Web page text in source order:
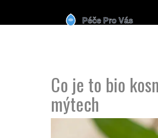
Co je to bio
mýtech